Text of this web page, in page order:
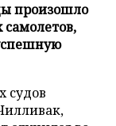
произошло
судов